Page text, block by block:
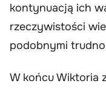
kontynuacją ich
rzeczywistości
podobnymi
W końcu Wiktoria